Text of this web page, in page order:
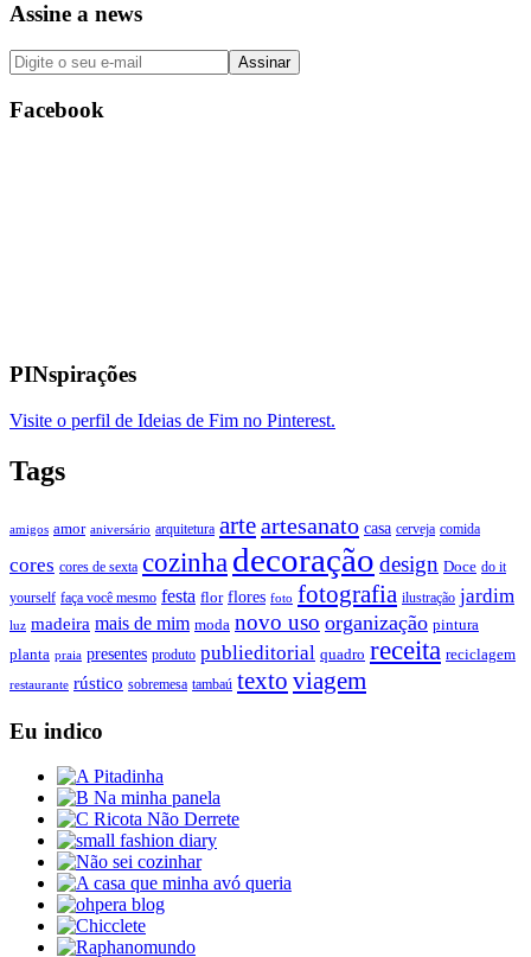
Assine a news
Facebook
PINspirações
Visite o perfil de Ideias de Fim no Pinterest.
Tags
amigos amor aniversário arquitetura arteartesanato casa cerveja comida
cores cores de sexta cozinha decoração design Doce do it
yourself faça você mesmo festa flor flores foto fotografia ilustração jardim
luz madeira mais de mim moda novo uso organização pintura
planta praia presentes produto publieditorial quadro receita reciclagem
restaurante rústico sobremesa tambaú texto viagem
Eu indico